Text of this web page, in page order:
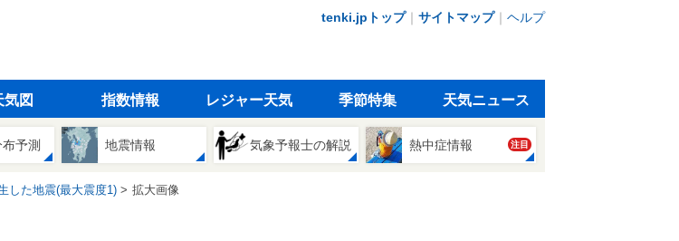
tenki.jpトップ｜ サイトマップ｜ ヘルプ
気図 指数情報 レジャー天気 季節特集 天気ニュース
予測 地震情報 気象予報士の解説 熱中症情報 注目
した地震(最大震度1) 拡大画像